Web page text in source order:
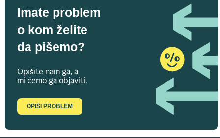
Imate problem
o kom želite
da pišemo?
Opišite nam ga, a
mi ćemo ga objaviti.
OPIŠI PROBLEM